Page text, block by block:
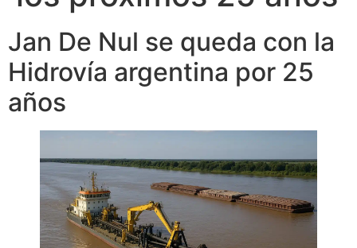
Jan De Nul se queda con la
Hidrovía argentina por 25
años